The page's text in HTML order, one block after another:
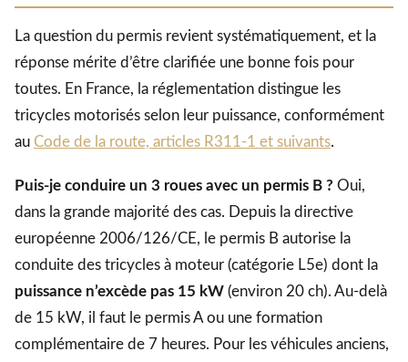
La question du permis revient systématiquement, et la
réponse mérite d’être clarifiée une bonne fois pour
toutes. En France, la réglementation distingue les
tricycles motorisés selon leur puissance, conformément
au Code de la route, articles R311-1 et suivants.
Puis-je conduire un 3 roues avec un permis B ? Oui,
dans la grande majorité des cas. Depuis la directive
européenne 2006/126/CE, le permis B autorise la
conduite des tricycles à moteur (catégorie L5e) dont la
puissance n’excède pas 15 kW (environ 20 ch). Au-delà
de 15 kW, il faut le permis A ou une formation
complémentaire de 7 heures. Pour les véhicules anciens,